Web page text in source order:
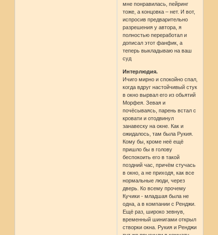
мне понравилась, пейринг
тоже, а концовка – нет. И вот,
испросив предварительно
разрешения у автора, я
полностью переработал и
дописал этот фанфик, а
теперь выкладываю на ваш
суд
Интерлюдия.
Ичиго мирно и спокойно спал,
когда вдруг настойчивый стук
в окно вырвал его из обьятий
Морфея. Зевая и
почёсываясь, парень встал с
кровати и отодвинул
занавеску на окне. Как и
ожидалось, там была Рукия.
Кому бы, кроме неё ещё
пришло бы в голову
беспокоить его в такой
поздний час, причём стучась
в окно, а не приходя, как все
нормальные люди, через
дверь. Ко всему прочему
Кучики - младшая была не
одна, а в компании с Ренджи.
Ещё раз, широко зевнув,
временный шинигами открыл
створки окна. Рукия и Ренджи